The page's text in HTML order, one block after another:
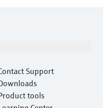
Support
tools